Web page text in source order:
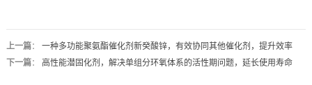
上一篇： 一种多功能聚氨酯催化剂新癸酸锌，有效协同其他催化剂，提升效率
下一篇： 高性能潜固化剂，解决单组分环氧体系的活性期问题，延长使用寿命